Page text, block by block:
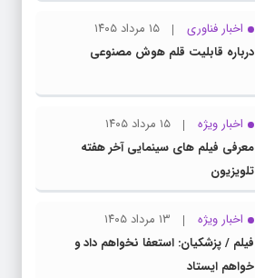
اخبار فناوری
۱۵ مرداد ۱۴۰۵
درباره قابلیت قلم هوش مصنوعی
اخبار ویژه
۱۵ مرداد ۱۴۰۵
معرفی فیلم های سینمایی آخر هفته
تلویزیون
اخبار ویژه
۱۳ مرداد ۱۴۰۵
فیلم / پزشکیان: استعفا نخواهم داد و
خواهم ایستاد